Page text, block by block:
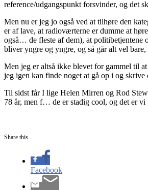
reference/udgangspunkt forsvinder, og det
Men nu er jeg jo også ved at tilhøre den
er af lave, at radioværterne er dumme at
også… de fleste af dem), at politibetjentene
bliver yngre og yngre, og så går alt vel bare,
Men jeg er altså ikke blevet for gammel til
jeg igen kan finde noget at gå op i og skrive
Til sidst får I lige Helen Mirren og Rod
78 år, men f… de er stadig cool, og det er vi
Share this...
Facebook